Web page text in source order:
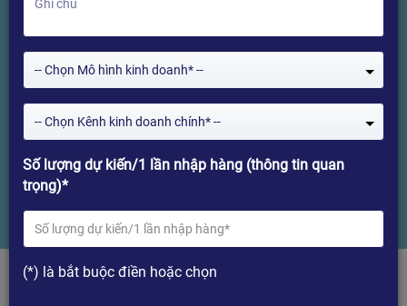
TV BOX HIMEDIA KICKPI KP1 Ram
2G/ Rom 32G - Android TV 11 và
NETFLIX Chính Chủ. Phiên Bản
2024
Home
TV BOX HIMEDIA KICKPI KP1 Ram 2G/ Rom 32G - Android TV 11
và NETFLIX Chính Chủ. Phiên Bản 2024
-- Chọn Mô hình kinh doanh* --
-- Chọn Kênh kinh doanh chính* --
Số lượng dự kiến/1 lần nhập hàng (thông tin quan
trọng)*
(*) là bắt buộc điền hoặc chọn